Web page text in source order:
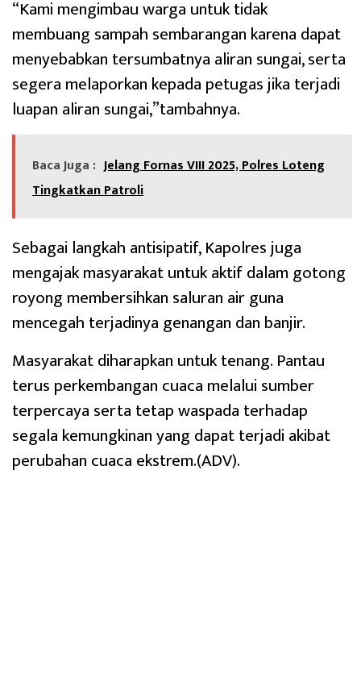
“Kami mengimbau warga untuk tidak
membuang sampah sembarangan karena dapat
menyebabkan tersumbatnya aliran sungai, serta
segera melaporkan kepada petugas jika terjadi
luapan aliran sungai,”tambahnya.
Baca Juga : Jelang Fornas VIII 2025, Polres Loteng
Tingkatkan Patroli
Sebagai langkah antisipatif, Kapolres juga
mengajak masyarakat untuk aktif dalam gotong
royong membersihkan saluran air guna
mencegah terjadinya genangan dan banjir.
Masyarakat diharapkan untuk tenang. Pantau
terus perkembangan cuaca melalui sumber
terpercaya serta tetap waspada terhadap
segala kemungkinan yang dapat terjadi akibat
perubahan cuaca ekstrem.(ADV).